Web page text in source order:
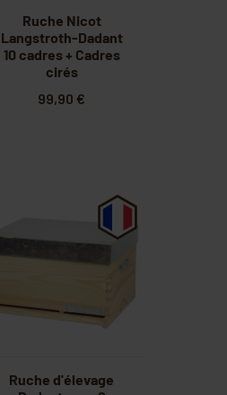
Ruche Nicot
Langstroth-Dadant
10 cadres + Cadres
cirés
99,90 €
Ruche d'élevage